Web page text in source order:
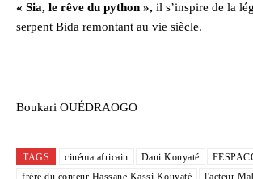
« Sia, le rêve du python », il s’inspire de la
serpent Bida remontant au vie siècle.
Boukari OUÉDRAOGO
TAGS cinéma africain Dani Kouyaté